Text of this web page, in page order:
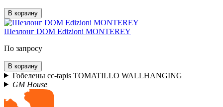
В корзину
Шезлонг DOM Edizioni MONTEREY
По запросу
В корзину
Гобелены cc-tapis TOMATILLO WALLHANGING
GM House